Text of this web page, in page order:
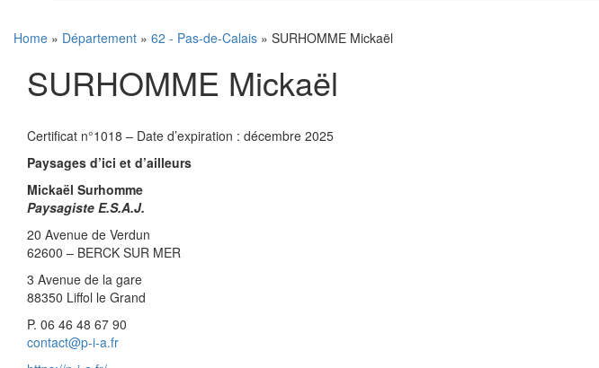
Home » Département » 62 - Pas-de-Calais » SURHOMME Mickaël
SURHOMME Mickaël
Certificat n°1018 – Date d’expiration : décembre 2025
Paysages d’ici et d’ailleurs
Mickaël Surhomme
Paysagiste E.S.A.J.
20 Avenue de Verdun
62600 – BERCK SUR MER
3 Avenue de la gare
88350 Liffol le Grand
P. 06 46 48 67 90
contact@p-i-a.fr